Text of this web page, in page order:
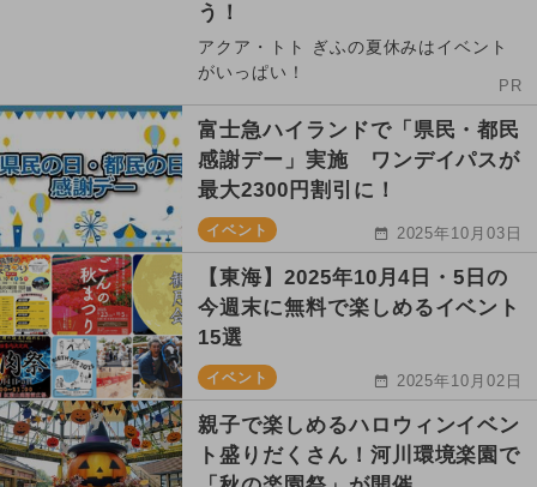
う！
アクア・トト ぎふの夏休みはイベント
がいっぱい！
PR
富士急ハイランドで「県民・都民
感謝デー」実施 ワンデイパスが
最大2300円割引に！
イベント 2025年10月03日
【東海】2025年10月4日・5日の
今週末に無料で楽しめるイベント
15選
イベント 2025年10月02日
親子で楽しめるハロウィンイベン
ト盛りだくさん！河川環境楽園で